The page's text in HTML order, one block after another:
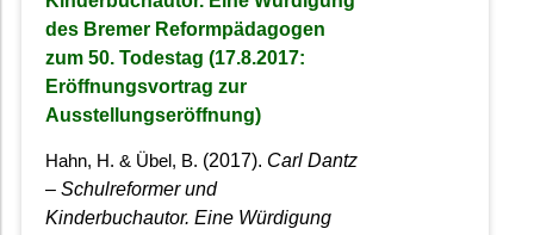
des Bremer Reformpädagogen
zum 50. Todestag (17.8.2017:
Eröffnungsvortrag zur
Ausstellungseröffnung)
Hahn, H. & Übel, B. (2017). Carl Dantz
– Schulreformer und
Kinderbuchautor. Eine Würdigung